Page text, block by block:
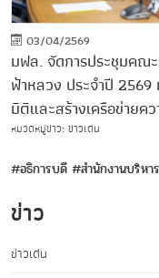
03/04/2569
มฟล. จัดการประชุมคณ
ฟ้าหลวง ประจำปี
มิติและสร้างเครือข่ายค
หมวดหมู่ข่าว: ข่าวเด่น
#อธิการบดี #สำนักงานบริหา
ข่าว
ข่าวเด่น